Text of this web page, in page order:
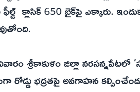
650 బైక్‌పై ఎక్కారు.
శ్రీకాకుళం జిల్లా నరసన్నపేటలో
రోడ్డు భద్రతపై అవగాహన